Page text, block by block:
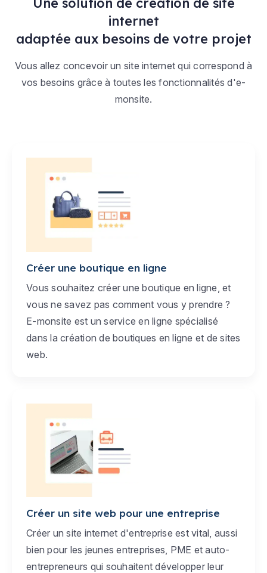
internet
adaptée aux besoins de votre projet
Vous allez concevoir un site internet qui correspond à
vos besoins grâce à toutes les fonctionnalités d'e-
monsite.
Créer une boutique en ligne
Vous souhaitez créer une boutique en ligne, et
vous ne savez pas comment vous y prendre ?
E-monsite est un service en ligne spécialisé
dans la création de boutiques en ligne et de sites
web.
Créer un site web pour une entreprise
Créer un site internet d'entreprise est vital, aussi
bien pour les jeunes entreprises, PME et auto-
entrepreneurs qui souhaitent développer leur